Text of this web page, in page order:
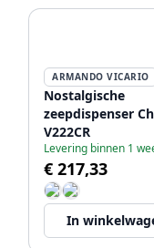
ARMANDO VICARIO
Nostalgische
zeepdispenser
V222CR
Levering binnen 1
€ 217,33
In